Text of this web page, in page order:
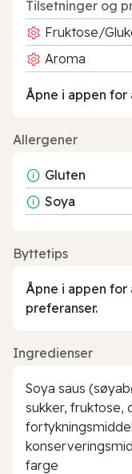
Tilsetninger og
Fruktose/
Aroma
Åpne i appen for
Allergener
Gluten
Soya
Byttetips
Åpne i appen
preferanser.
Ingredienser
Soya saus
sukker, fruktose,
farge